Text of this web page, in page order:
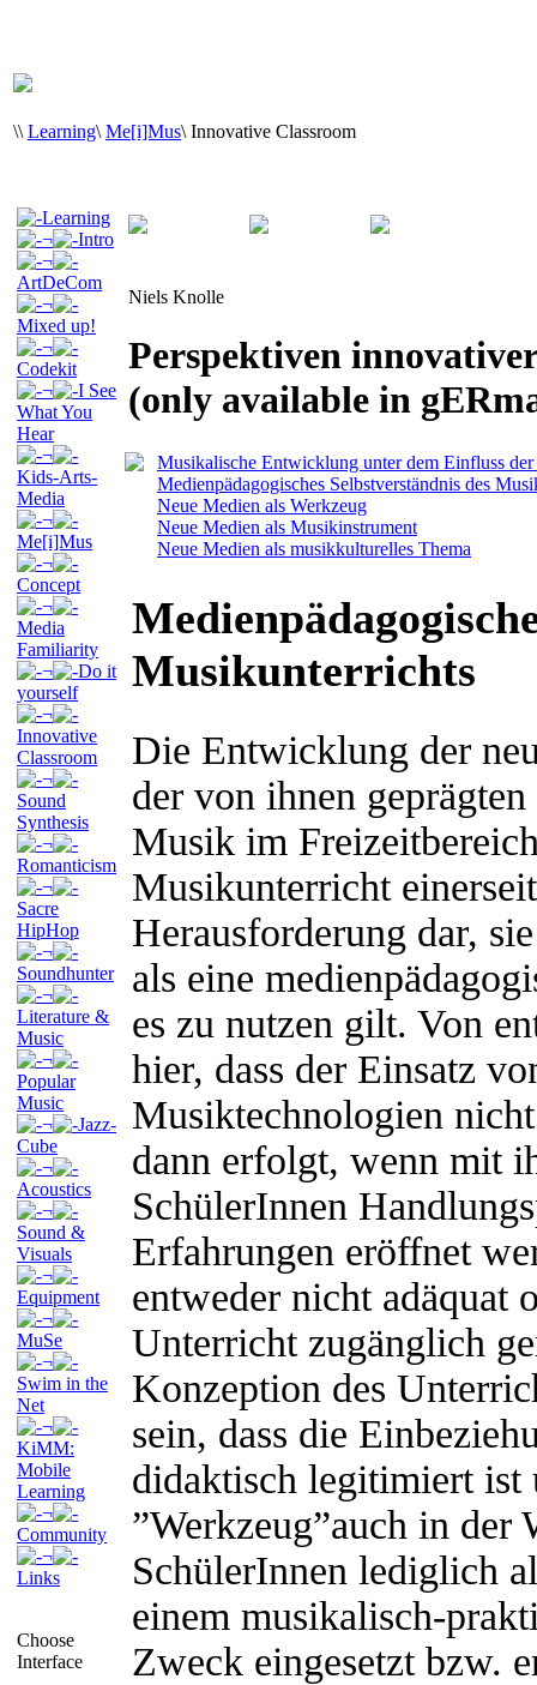
\\ Learning\ Me[i]Mus\ Innovative Classroom
Learning
¬
Intro
¬
ArtDeCom
¬
Mixed up!
¬
Codekit
¬
I See
What You
Hear
¬
Kids-Arts-
Media
¬
Me[i]Mus
¬
Concept
¬
Media
Familiarity
¬
Do it
yourself
¬
Innovative
Classroom
¬
Sound
Synthesis
¬
Romanticism
¬
Sacre
HipHop
¬
Soundhunter
¬
Literature &
Music
¬
Popular
Music
¬
Jazz-
Cube
¬
Acoustics
¬
Sound &
Visuals
¬
Equipment
¬
MuSe
¬
Swim in the
Net
¬
KiMM:
Mobile
Learning
¬
Community
¬
Links
Choose
Interface
Niels Knolle
Perspektiven
(only available in
Musikalische Entwicklung unter dem Einfluss
Medienpädagogisches Selbstverständnis des
Neue Medien als Werkzeug
Neue Medien als Musikinstrument
Neue Medien als musikkulturelles Thema
Musikunterrichts
Die Entwicklung der
der von ihnen
Musik im
Musikunterricht
Herausforderung dar,
als eine
es zu nutzen gilt. Von
hier, dass der Einsatz
Musiktechnologien
dann erfolgt, wenn mit
SchülerInnen
Erfahrungen eröffnet
entweder nicht adäquat
Unterricht zugänglich
Konzeption des
sein, dass die
didaktisch legitimiert ist
”Werkzeug”auch in der
SchülerInnen lediglich
einem musikalisch-
Zweck eingesetzt bzw.